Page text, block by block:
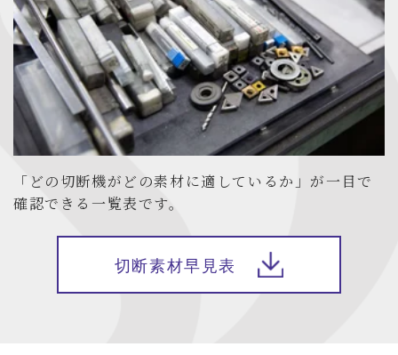
「どの切断機がどの素材に適しているか」が一目で
確認できる一覧表です。
切断素材早見表